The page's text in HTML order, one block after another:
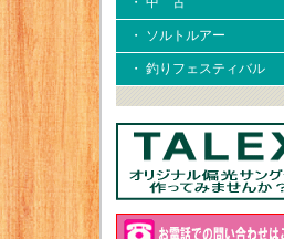
・ ソルトルアー
・ 釣りフェスティバル